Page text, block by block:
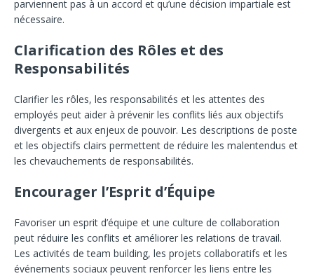
parviennent pas à un accord et qu’une décision impartiale est
nécessaire.
Clarification des Rôles et des
Responsabilités
Clarifier les rôles, les responsabilités et les attentes des
employés peut aider à prévenir les conflits liés aux objectifs
divergents et aux enjeux de pouvoir. Les descriptions de poste
et les objectifs clairs permettent de réduire les malentendus et
les chevauchements de responsabilités.
Encourager l’Esprit d’Équipe
Favoriser un esprit d’équipe et une culture de collaboration
peut réduire les conflits et améliorer les relations de travail.
Les activités de team building, les projets collaboratifs et les
événements sociaux peuvent renforcer les liens entre les